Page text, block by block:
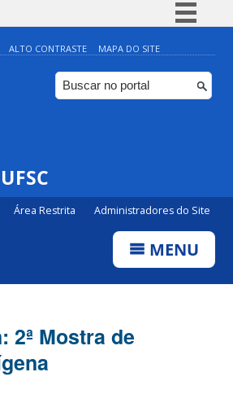
Simplifique!
Comunica BR
Participe
ALTO CONTRASTE MAPA DO SITE
Área Restrita Administradores do Site
MENU
2ª Mostra de